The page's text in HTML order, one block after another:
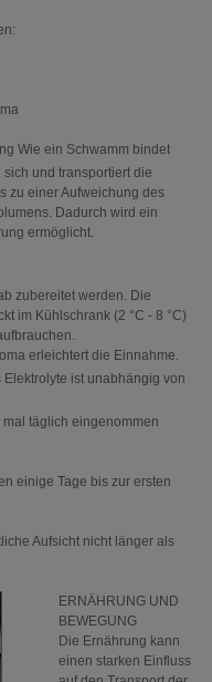
Wie ein Schwamm bindet
und transportiert die
zu einer Aufweichung des
Dadurch wird ein
ermöglicht.
zubereitet werden. Die
im Kühlschrank (2 °C - 8 °C)
erleichtert die Einnahme.
ist unabhängig von
täglich eingenommen
einige Tage bis zur ersten
Aufsicht nicht länger als
ERNÄHRUNG UND
BEWEGUNG
Die Ernährung kann
einen starken Einfluss